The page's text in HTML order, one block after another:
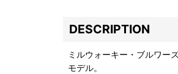
DESCRIPTION
ミルウォーキー・ブルワー
モデル。